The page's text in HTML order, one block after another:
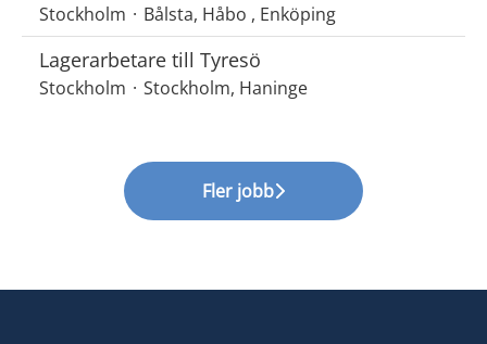
Stockholm · Bålsta, Håbo , Enköping
Lagerarbetare till Tyresö
Stockholm · Stockholm, Haninge
Fler jobb